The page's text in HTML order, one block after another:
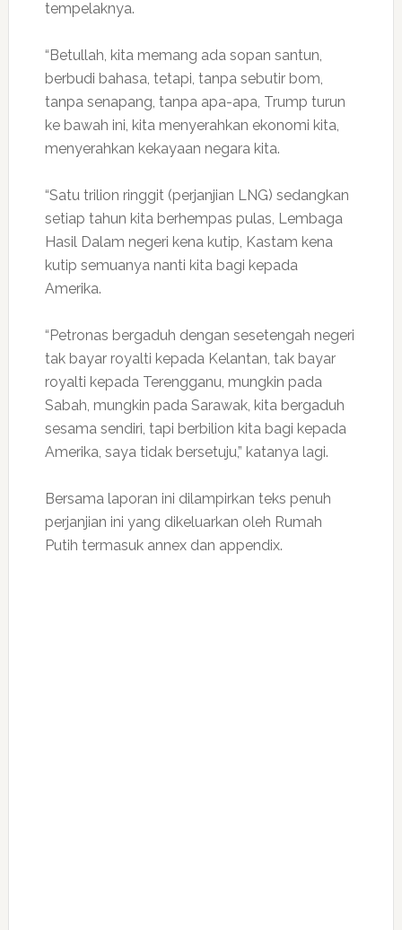
tempelaknya.
“Betullah, kita memang ada sopan santun,
berbudi bahasa, tetapi, tanpa sebutir bom,
tanpa senapang, tanpa apa-apa, Trump turun
ke bawah ini, kita menyerahkan ekonomi kita,
menyerahkan kekayaan negara kita.
“Satu trilion ringgit (perjanjian LNG) sedangkan
setiap tahun kita berhempas pulas, Lembaga
Hasil Dalam negeri kena kutip, Kastam kena
kutip semuanya nanti kita bagi kepada
Amerika.
“Petronas bergaduh dengan sesetengah negeri
tak bayar royalti kepada Kelantan, tak bayar
royalti kepada Terengganu, mungkin pada
Sabah, mungkin pada Sarawak, kita bergaduh
sesama sendiri, tapi berbilion kita bagi kepada
Amerika, saya tidak bersetuju,” katanya lagi.
Bersama laporan ini dilampirkan teks penuh
perjanjian ini yang dikeluarkan oleh Rumah
Putih termasuk annex dan appendix.